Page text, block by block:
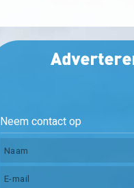
Neem contact op